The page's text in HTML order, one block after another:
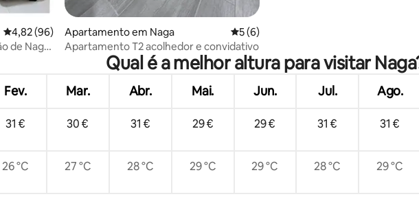
Classificação média de 4,82 em 5 estrelas, 96avaliações
4,82 (96)
de Naga
Apartamento em Naga Classificação média de 5 em 5 estrelas,
5 (6)
Apartamento T2 acolhedor e convidativo
Qual é a melhor altura para visitar
Fev. Mar. Abr. Mai. Jun. Jul. Ago.
31 € 30 € 31 € 29 € 29 € 31 € 31 €
26 °C 27 °C 28 °C 29 °C 29 °C 28 °C 29 °C